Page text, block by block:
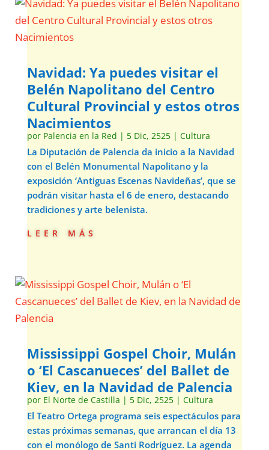
Navidad: Ya puedes visitar el
Belén Napolitano del Centro
Cultural Provincial y estos otros
Nacimientos
por Palencia en la Red | 5 Dic, 2525| Cultura
La Diputación de Palencia da inicio a la Navidad
con el Belén Monumental Napolitano y la
exposición ‘Antiguas Escenas Navideñas’, que se
podrán visitar hasta el 6 de enero, destacando
tradiciones y arte belenista.
leer más
Mississippi Gospel Choir, Mulán
o ‘El Cascanueces’ del Ballet de
Kiev, en la Navidad de Palencia
por El Norte de Castilla | 5 Dic, 2525| Cultura
El Teatro Ortega programa seis espectáculos para
estas próximas semanas, que arrancan el día 13
con el monólogo de Santi Rodríguez. La agenda